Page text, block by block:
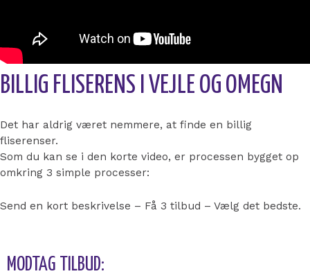
BILLIG FLISERENS I VEJLE OG OMEGN
Det har aldrig været nemmere, at finde en billig
fliserenser.
Som du kan se i den korte video, er processen bygget op
omkring 3 simple processer:
Send en kort beskrivelse – Få 3 tilbud – Vælg det bedste.
MODTAG TILBUD: